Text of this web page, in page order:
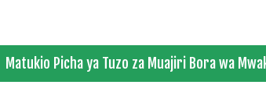
Matukio Picha ya Tuzo za Muajiri Bora wa